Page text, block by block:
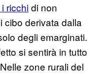
ricchidi non
cibo derivata dalla
degli emarginati.
si sentirà in tutto
zone rurali del